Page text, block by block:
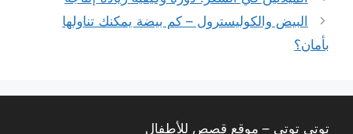
البيض والكوليسترول – كم بيضة يمكنك تناولها
بأمان؟
توتي توتي – موقع قصص للأطفال